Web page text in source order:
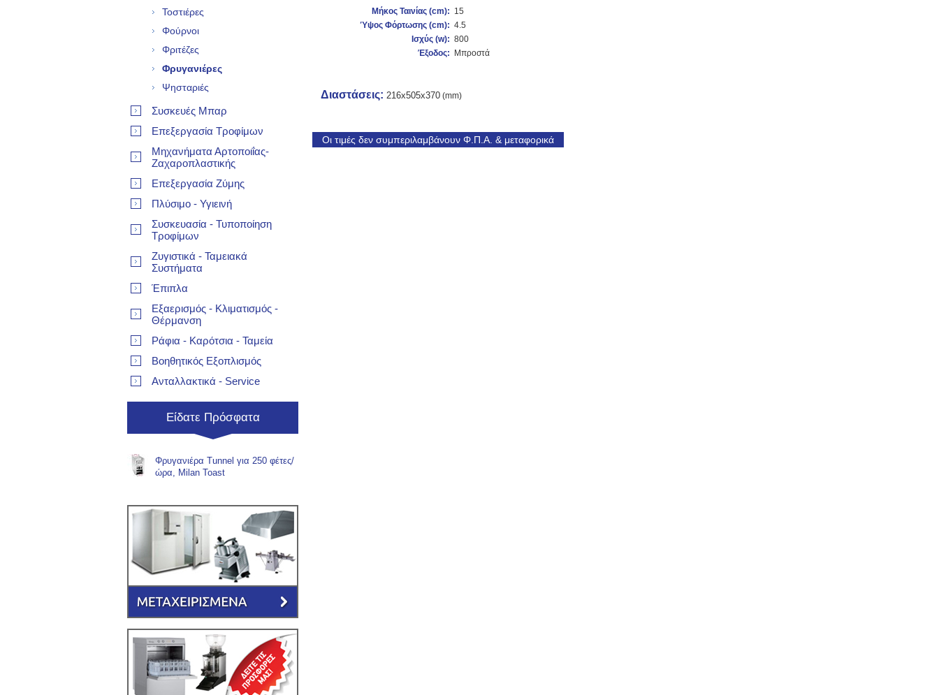
Μήκος Ταινίας (cm): 15
Ύψος Φόρτωσης (cm): 4.5
Ισχύς (w): 800
Έξοδος: Μπροστά
Διαστάσεις: 216x505x370(mm)
Οι τιμές δεν συμπεριλαμβάνουν Φ.Π.Α. & μεταφορικά
Τοστιέρες
Φούρνοι
Φριτέζες
Φρυγανιέρες
Ψησταριές
Συσκευές Μπαρ
Επεξεργασία Τροφίμων
Μηχανήματα Αρτοποιΐας-
Ζαχαροπλαστικής
Επεξεργασία Ζύμης
Πλύσιμο - Υγιεινή
Συσκευασία - Τυποποίηση
Τροφίμων
Ζυγιστικά - Ταμειακά
Συστήματα
Έπιπλα
Εξαερισμός - Κλιματισμός -
Θέρμανση
Ράφια - Καρότσια - Ταμεία
Βοηθητικός Εξοπλισμός
Ανταλλακτικά - Service
Είδατε Πρόσφατα
Φρυγανιέρα Tunnel για 250 φέτες/
ώρα, Milan Toast